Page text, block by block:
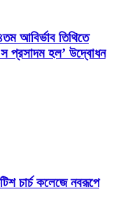
আবির্ভাব তিথিতে
প্রসাদম হল’ উদ্বোধন
চার্চ কলেজে নবরূপে